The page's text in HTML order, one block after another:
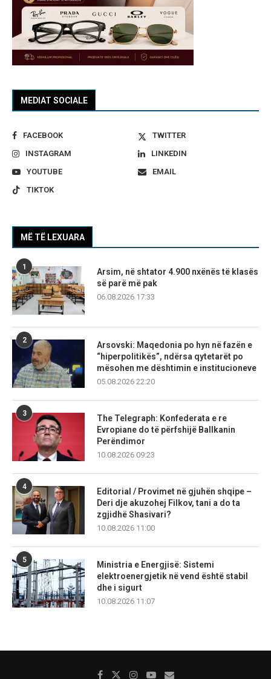
MEDIAT SOCIALE
FACEBOOK
TWITTER
INSTAGRAM
LINKEDIN
YOUTUBE
EMAIL
TIKTOK
MË TË LEXUARA
1
Arsim, në shtator 4.900 nxënës të klasës
së parë më pak
06.08.2026 17:33
2
Arsovski: Maqedonia po hyn në fazën e
“hiperpolitikës”, ndërsa qytetarët po
mësohen me dështimin e institucioneve
05.08.2026 22:20
3
The Telegraph: Konfederata e re
Evropiane do të përfshijë Ballkanin
Perëndimor
10.08.2026 09:23
4
Editorial / Provimet në gjuhën shqipe –
Deri dje akuzohej Filkov, tani a do ta
zgjidhë Shasivari?
10.08.2026 11:00
5
Ministria e Energjisë: Sistemi
elektroenergjetik në vend është stabil
dhe i sigurt
10.08.2026 11:07